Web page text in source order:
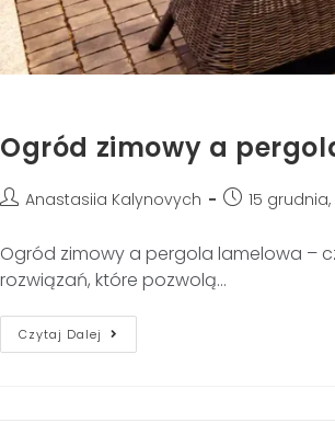
Ogród zimowy a
Anastasiia Kalynovych 15 grudnia,
Ogród zimowy a pergola lamelowa –
rozwiązań, które pozwolą…
Czytaj Dalej